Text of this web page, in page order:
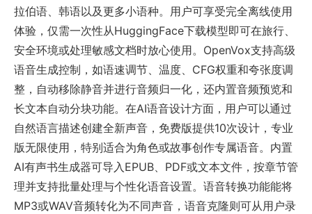
拉伯语、韩语以及更多小语种。用户可享受完全离线使用
体验，仅需一次性从HuggingFace下载模型即可在旅行、
安全环境或处理敏感文档时放心使用。OpenVox支持高级
语音生成控制，如语速调节、温度、CFG权重和夸张度调
整，自动移除静音并进行音频归一化，还内置音频预览和
长文本自动分块功能。在AI语音设计方面，用户可以通过
自然语言描述创建全新声音，免费版提供10次设计，专业
版无限使用，特别适合为角色或故事创作专属语音。内置
AI有声书生成器可导入EPUB、PDF或文本文件，按章节管
理并支持批量处理与个性化语音设置。语音转换功能能将
MP3或WAV音频转化为不同声音，语音克隆则可从用户录